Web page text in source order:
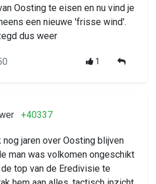
Oosting te eisen en nu vind je
een nieuwe 'frisse wind'.
dus weer
1
+40337
nog jaren over Oosting blijven
man was volkomen ongeschikt
top van de Eredivisie te